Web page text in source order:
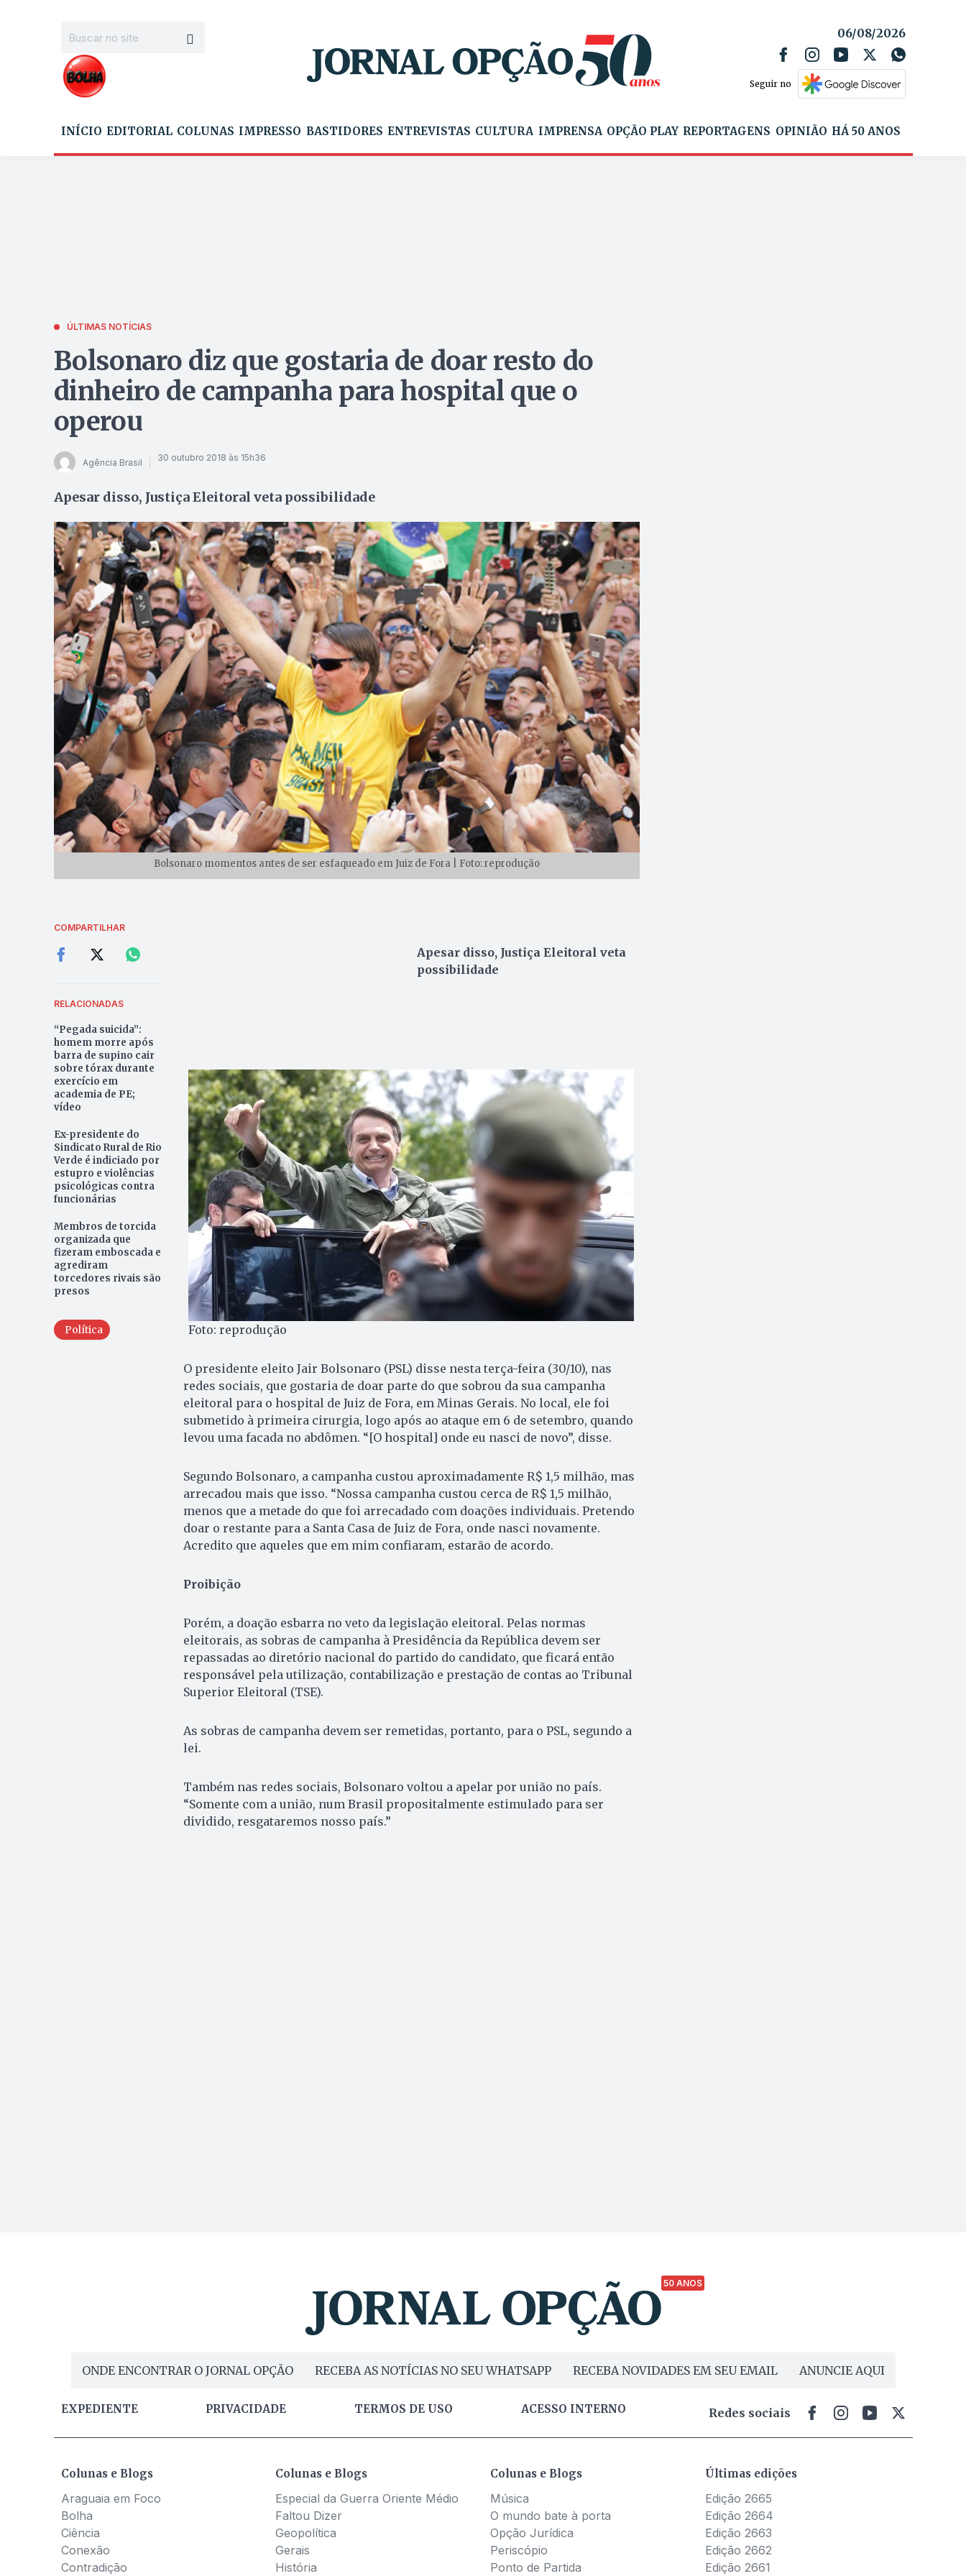
06/08/2026
Seguir no
INÍCIO EDITORIAL COLUNAS IMPRESSO BASTIDORES ENTREVISTAS CULTURA IMPRENSA OPÇÃO PLAY REPORTAGENS OPINIÃO HÁ 50 ANOS
ÚLTIMAS NOTÍCIAS
Bolsonaro diz que gostaria de doar resto do
dinheiro de campanha para hospital que o
operou
Agência Brasil 30 outubro 2018 às 15h36
Apesar disso, Justiça Eleitoral veta possibilidade
Bolsonaro momentos antes de ser esfaqueado em Juiz de Fora | Foto: reprodução
COMPARTILHAR
RELACIONADAS
“Pegada suicida”:
homem morre após
barra de supino cair
sobre tórax durante
exercício em
academia de PE;
vídeo
Ex-presidente do
Sindicato Rural de Rio
Verde é indiciado por
estupro e violências
psicológicas contra
funcionárias
Membros de torcida
organizada que
fizeram emboscada e
agrediram
torcedores rivais são
presos
Política
Apesar disso, Justiça Eleitoral veta
possibilidade
Foto: reprodução
O presidente eleito Jair Bolsonaro (PSL) disse nesta terça-feira (30/10), nas
redes sociais, que gostaria de doar parte do que sobrou da sua campanha
eleitoral para o hospital de Juiz de Fora, em Minas Gerais. No local, ele foi
submetido à primeira cirurgia, logo após ao ataque em 6 de setembro, quando
levou uma facada no abdômen. “[O hospital] onde eu nasci de novo”, disse.
Segundo Bolsonaro, a campanha custou aproximadamente R$ 1,5 milhão, mas
arrecadou mais que isso. “Nossa campanha custou cerca de R$ 1,5 milhão,
menos que a metade do que foi arrecadado com doações individuais. Pretendo
doar o restante para a Santa Casa de Juiz de Fora, onde nasci novamente.
Acredito que aqueles que em mim confiaram, estarão de acordo.
Proibição
Porém, a doação esbarra no veto da legislação eleitoral. Pelas normas
eleitorais, as sobras de campanha à Presidência da República devem ser
repassadas ao diretório nacional do partido do candidato, que ficará então
responsável pela utilização, contabilização e prestação de contas ao Tribunal
Superior Eleitoral (TSE).
As sobras de campanha devem ser remetidas, portanto, para o PSL, segundo a
lei.
Também nas redes sociais, Bolsonaro voltou a apelar por união no país.
“Somente com a união, num Brasil propositalmente estimulado para ser
dividido, resgataremos nosso país.”
50 ANOS
ONDE ENCONTRAR O JORNAL OPÇÃO RECEBA AS NOTÍCIAS NO SEU WHATSAPP RECEBA NOVIDADES EM SEU EMAIL ANUNCIE AQUI
EXPEDIENTE PRIVACIDADE TERMOS DE USO ACESSO INTERNO Redes sociais
Colunas e Blogs
Araguaia em Foco
Bolha
Ciência
Conexão
Contradição
Colunas e Blogs
Especial da Guerra Oriente Médio
Faltou Dizer
Geopolítica
Gerais
História
Colunas e Blogs
Música
O mundo bate à porta
Opção Jurídica
Periscópio
Ponto de Partida
Últimas edições
Edição 2665
Edição 2664
Edição 2663
Edição 2662
Edição 2661